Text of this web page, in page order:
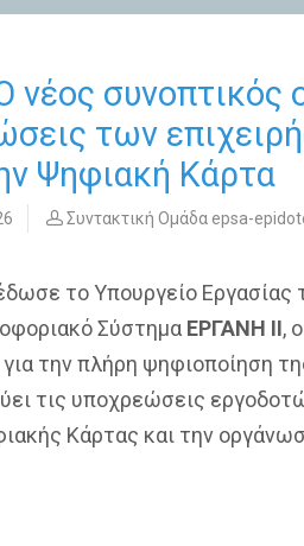
νέος συνοπτικός
των
Ψηφιακή Κάρτα
Συντακτική Ομάδα epsa-
το Υπουργείο Εργασίας
Σύστημα ΕΡΓΑΝΗ ΙΙ,
για την πλήρη ψηφιοποίηση
τις υποχρεώσεις
Κάρτας και την